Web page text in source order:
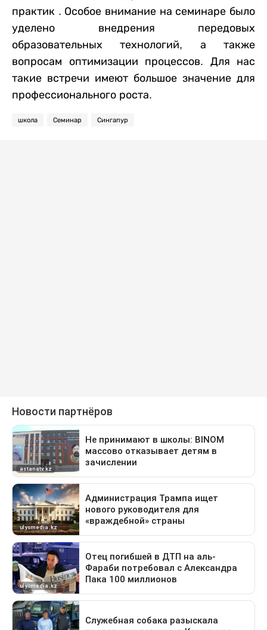
практик . Особое внимание на семинаре было
уделено внедрения передовых
образовательных технологий, а также
вопросам оптимизации процессов. Для нас
такие встречи имеют большое значение для
профессионального роста.
школа Семинар Сингапур